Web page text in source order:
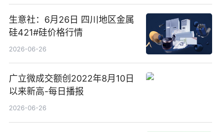
生意社：6月26日 四川地区金属
硅421#硅价格行情
2026-06-26
广立微成交额创2022年8月10日
以来新高-每日播报
2026-06-26